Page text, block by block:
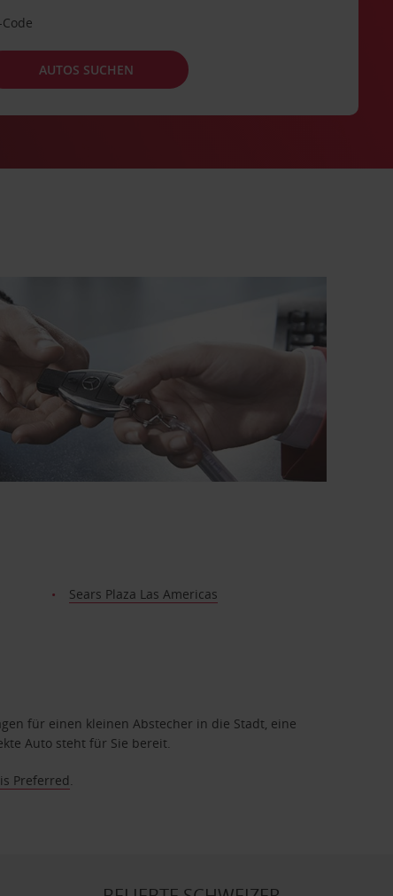
AUTOS SUCHEN
Sears Plaza Las Americas
für einen kleinen Abstecher in die Stadt, eine
Auto steht für Sie bereit.
Preferred.